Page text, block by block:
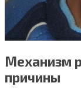
Механизм
причины